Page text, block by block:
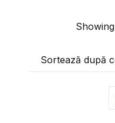
Sortează după